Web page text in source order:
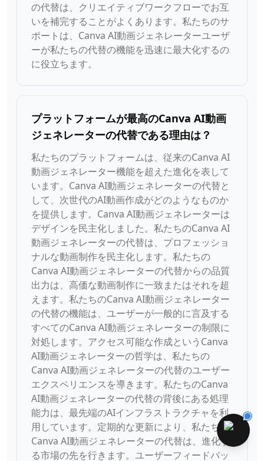
の代替は、クリエイティブワークフローでお互
いを補完することがよくあります。私たちのサ
ポートは、Canva AI動画ジェネレーターユーザ
ーが私たちの代替の機能を迅速に最大化するの
に役立ちます。
プラットフォームが最高のCanva AI動画
ジェネレーターの代替である理由は？
私たちのプラットフォームは、従来のCanva AI
動画ジェネレーター機能を超えた進化を表して
います。Canva AI動画ジェネレーターの代替と
して、次世代のAI動画作成がどのようなものか
を提供します。Canva AI動画ジェネレーターは
デザインを民主化しました。私たちのCanva AI
動画ジェネレーターの代替は、プロフェッショ
ナルな動画制作を民主化します。私たちの
Canva AI動画ジェネレーターの代替からの品質
出力は、高価な動画制作に一致またはそれを超
えます。私たちのCanva AI動画ジェネレーター
の代替の機能は、ユーザーが一般的に言及する
すべてのCanva AI動画ジェネレーターの制限に
対処します。アクセス可能な作成というCanva
AI動画ジェネレーターの哲学は、私たちの
Canva AI動画ジェネレーターの代替のユーザー
エクスペリエンスを導きます。私たちのCanva
AI動画ジェネレーターの代替の背後にある処理
能力は、最先端のAIインフラストラクチャを利
用しています。定期的な更新により、私たちの
Canva AI動画ジェネレーターの代替は、進化す
る市場の先を行きます。ユーザーフィードバッ